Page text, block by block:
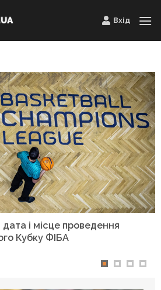
Вхід
і місце проведення
Кубку ФІБА